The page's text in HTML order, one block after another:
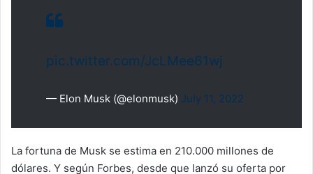
pic.twitter.com/JcLMee61wj
— Elon Musk (@elonmusk) July 11, 2022
La fortuna de Musk se estima en 210.000 millones de
dólares. Y según Forbes, desde que lanzó su oferta por